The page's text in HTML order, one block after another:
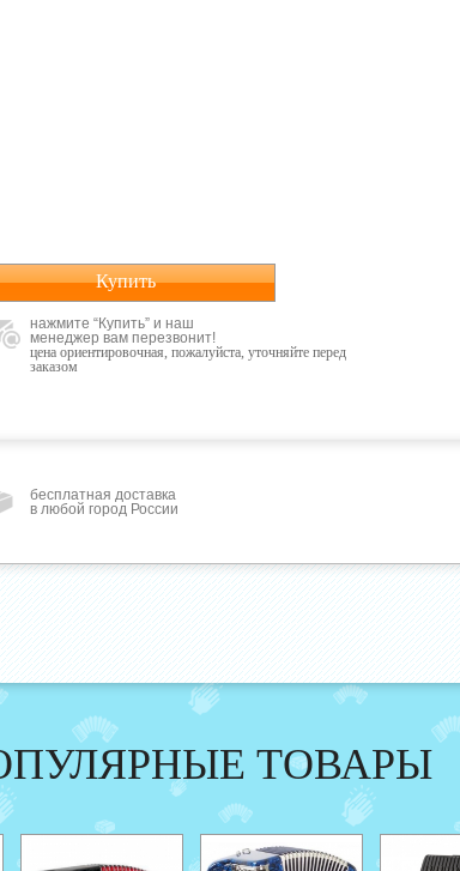
Купить
нажмите “Купить” и наш
менеджер вам перезвонит!
цена ориентировочная, пожалуйста, уточняйте перед
заказом
бесплатная доставка
в любой город России
ТОВАРЫ